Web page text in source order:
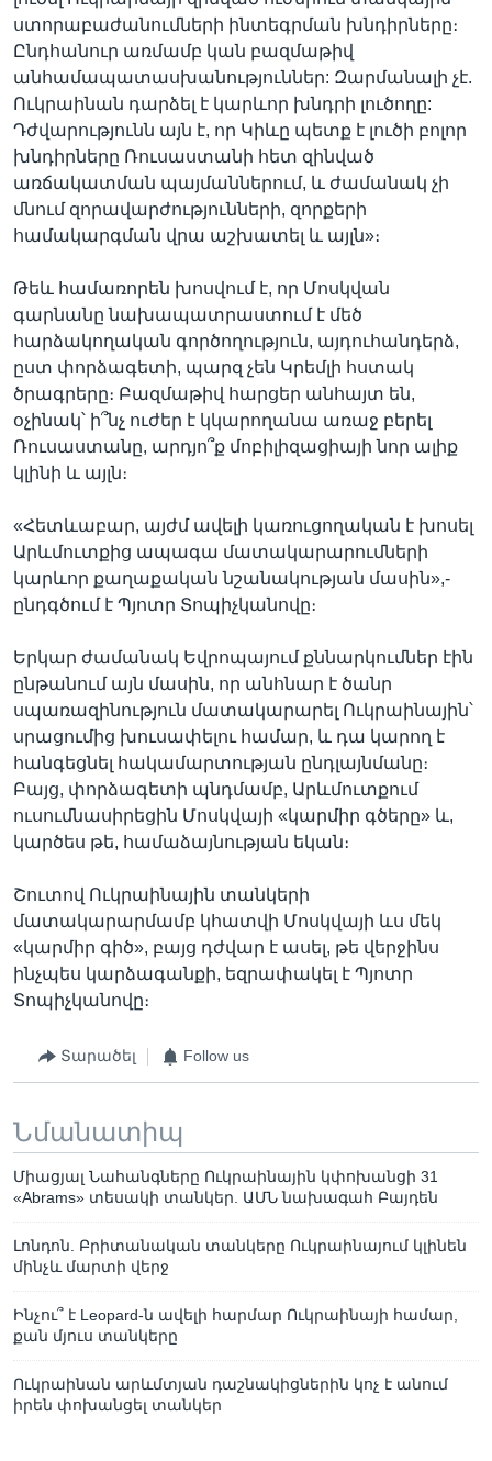
ստորաբաժանումների ինտեգրման խնդիրները։
Ընդհանուր առմամբ կան բազմաթիվ
անհամապատասխանություններ: Զարմանալի չէ.
Ուկրաինան դարձել է կարևոր խնդրի լուծողը:
Դժվարությունն այն է, որ Կիևը պետք է լուծի բոլոր
խնդիրները Ռուսաստանի հետ զինված
առճակատման պայմաններում, և ժամանակ չի
մնում զորավարժությունների, զորքերի
համակարգման վրա աշխատել և այլն»։
Թեև համառորեն խոսվում է, որ Մոսկվան
գարնանը նախապատրաստում է մեծ
հարձակողական գործողություն, այդուհանդերձ,
ըստ փորձագետի, պարզ չեն Կրեմլի հստակ
ծրագրերը։ Բազմաթիվ հարցեր անհայտ են,
օչինակ՝ ի՞նչ ուժեր է կկարողանա առաջ բերել
Ռուսաստանը, արդյո՞ք մոբիլիզացիայի նոր ալիք
կլինի և այլն։
«Հետևաբար, այժմ ավելի կառուցողական է խոսել
Արևմուտքից ապագա մատակարարումների
կարևոր քաղաքական նշանակության մասին»,-
ընդգծում է Պյոտր Տոպիչկանովը։
Երկար ժամանակ Եվրոպայում քննարկումներ էին
ընթանում այն մասին, որ անհնար է ծանր
սպառազինություն մատակարարել Ուկրաինային՝
սրացումից խուսափելու համար, և դա կարող է
հանգեցնել հակամարտության ընդլայնմանը։
Բայց, փորձագետի պնդմամբ, Արևմուտքում
ուսումնասիրեցին Մոսկվայի «կարմիր գծերը» և,
կարծես թե, համաձայնության եկան։
Շուտով Ուկրաինային տանկերի
մատակարարմամբ կհատվի Մոսկվայի ևս մեկ
«կարմիր գիծ», բայց դժվար է ասել, թե վերջինս
ինչպես կարձագանքի, եզրափակել է Պյոտր
Տոպիչկանովը։
Տարածել Follow us
Նմանատիպ
Միացյալ Նահանգները Ուկրաինային կփոխանցի 31
«Abrams» տեսակի տանկեր. ԱՄՆ նախագահ Բայդեն
Լոնդոն. Բրիտանական տանկերը Ուկրաինայում կլինեն
մինչև մարտի վերջ
Ինչու՞ է Leopard-ն ավելի հարմար Ուկրաինայի համար,
քան մյուս տանկերը
Ուկրաինան արևմտյան դաշնակիցներին կոչ է անում
իրեն փոխանցել տանկեր